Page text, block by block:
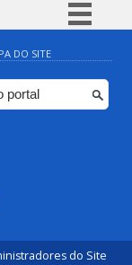
BR
DO SITE
do Site